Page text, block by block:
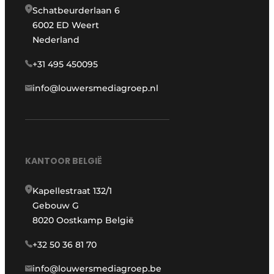
Schatbeurderlaan 6
6002 ED Weert
Nederland
+31 495 450095
info@louwersmediagroep.nl
KANTOOR BELGIË
Kapellestraat 132/1
Gebouw G
8020 Oostkamp België
+32 50 36 81 70
info@louwersmediagroep.be